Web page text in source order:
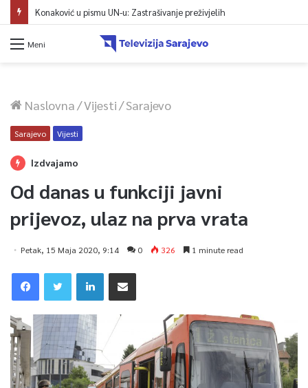
Konaković u pismu UN-u: Zastrašivanje preživjelih
Meni
Naslovna/Vijesti/Sarajevo
Sarajevo Vijesti
Izdvajamo
Od danas u funkciji javni
prijevoz, ulaz na prva vrata
Petak, 15 Maja 2020, 9:14 0 326 1 minute read